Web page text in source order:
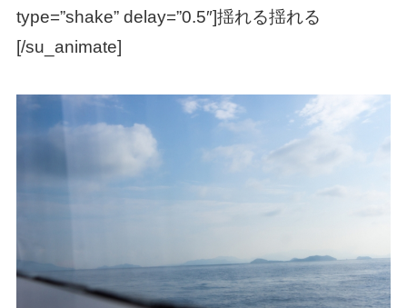
type=”shake” delay=”0.5″]揺れる揺れる
[/su_animate]